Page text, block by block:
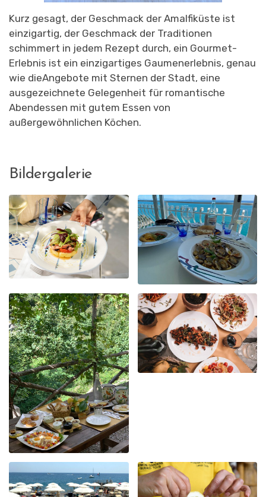
Kurz gesagt, der Geschmack der Amalfiküste ist
einzigartig, der Geschmack der Traditionen
schimmert in jedem Rezept durch, ein Gourmet-
Erlebnis ist ein einzigartiges Gaumenerlebnis, genau
wie dieAngebote mit Sternen der Stadt, eine
ausgezeichnete Gelegenheit für romantische
Abendessen mit gutem Essen von
außergewöhnlichen Köchen.
Bildergalerie